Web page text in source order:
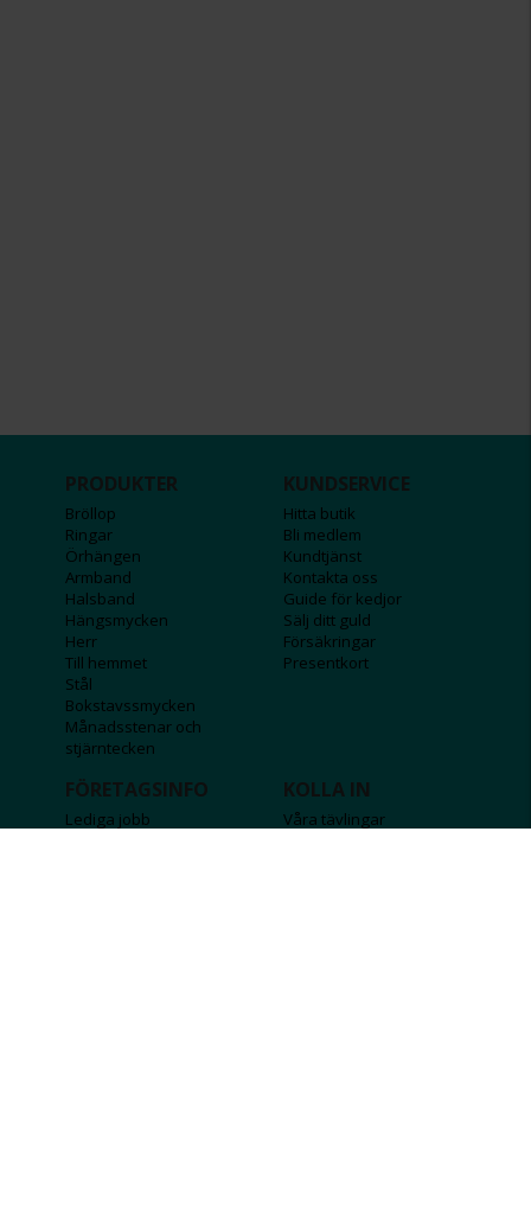
PRODUKTER
Bröllop
Ringar
Örhängen
Armband
Halsband
Hängsmycken
Herr
Till hemmet
Stål
Bokstavssmycken
Månadsstenar och
stjärntecken
KUNDSERVICE
Hitta butik
Bli medlem
Kundtjänst
Kontakta oss
Guide för kedjor
Sälj ditt guld
Försäkringar
Presentkort
FÖRETAGSINFO
Lediga jobb
KOLLA IN
Våra tävlingar